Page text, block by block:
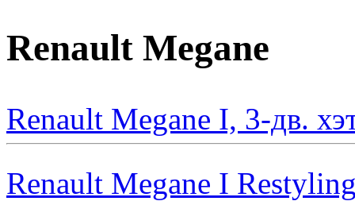
Renault Megane
Renault Megane I, 3-дв.
Renault Megane I